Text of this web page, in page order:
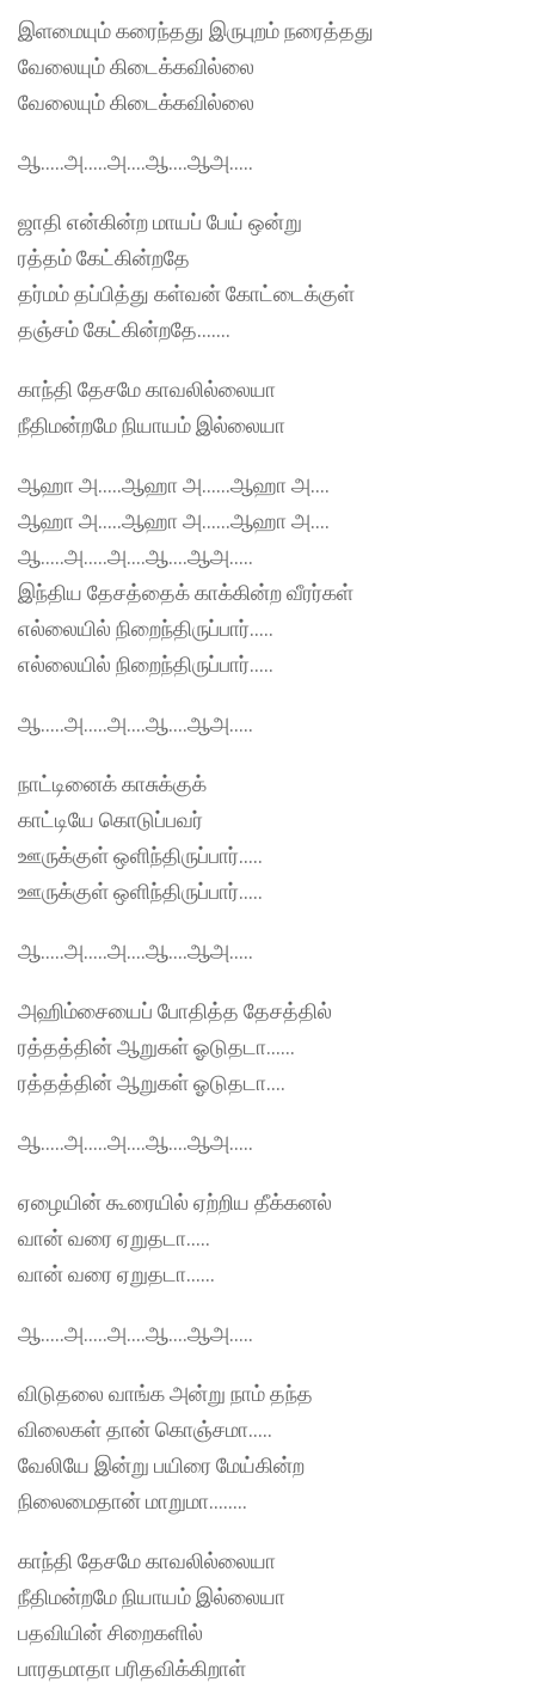
இளமையும் கரைந்தது இருபுறம் நரைத்தது
வேலையும் கிடைக்கவில்லை
வேலையும் கிடைக்கவில்லை
ஆ…..அ…..அ….ஆ….ஆஅ…..
ஜாதி என்கின்ற மாயப் பேய் ஒன்று
ரத்தம் கேட்கின்றதே
தர்மம் தப்பித்து கள்வன் கோட்டைக்குள்
தஞ்சம் கேட்கின்றதே…….
காந்தி தேசமே காவலில்லையா
நீதிமன்றமே நியாயம் இல்லையா
ஆஹா அ…..ஆஹா அ……ஆஹா அ….
ஆஹா அ…..ஆஹா அ……ஆஹா அ….
ஆ…..அ…..அ….ஆ….ஆஅ…..
இந்திய தேசத்தைக் காக்கின்ற வீரர்கள்
எல்லையில் நிறைந்திருப்பார்…..
எல்லையில் நிறைந்திருப்பார்…..
ஆ…..அ…..அ….ஆ….ஆஅ…..
நாட்டினைக் காசுக்குக்
காட்டியே கொடுப்பவர்
ஊருக்குள் ஒளிந்திருப்பார்…..
ஊருக்குள் ஒளிந்திருப்பார்…..
ஆ…..அ…..அ….ஆ….ஆஅ…..
அஹிம்சையைப் போதித்த தேசத்தில்
ரத்தத்தின் ஆறுகள் ஓடுதடா……
ரத்தத்தின் ஆறுகள் ஓடுதடா….
ஆ…..அ…..அ….ஆ….ஆஅ…..
ஏழையின் கூரையில் ஏற்றிய தீக்கனல்
வான் வரை ஏறுதடா…..
வான் வரை ஏறுதடா……
ஆ…..அ…..அ….ஆ….ஆஅ…..
விடுதலை வாங்க அன்று நாம் தந்த
விலைகள் தான் கொஞ்சமா…..
வேலியே இன்று பயிரை மேய்கின்ற
நிலைமைதான் மாறுமா……..
காந்தி தேசமே காவலில்லையா
நீதிமன்றமே நியாயம் இல்லையா
பதவியின் சிறைகளில்
பாரதமாதா பரிதவிக்கிறாள்